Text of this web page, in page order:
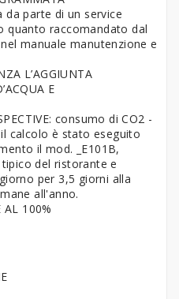
da parte di un service
quanto raccomandato dal
manuale manutenzione e
L’AGGIUNTA
E
consumo di CO2 -
calcolo è stato eseguito
il mod. _E101B,
del ristorante e
per 3,5 giorni alla
all'anno.
AL 100%